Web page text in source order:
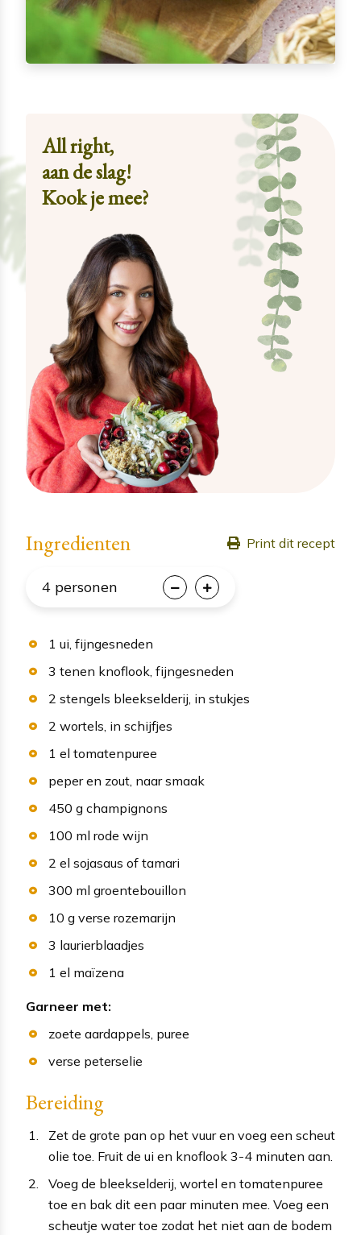
All right,
aan de slag!
Kook je mee?
Ingredienten Print dit recept
4 personen
1 ui, fijngesneden
3 tenen knoflook, fijngesneden
2 stengels bleekselderij, in stukjes
2 wortels, in schijfjes
1 el tomatenpuree
peper en zout, naar smaak
450 g champignons
100 ml rode wijn
2 el sojasaus of tamari
300 ml groentebouillon
10 g verse rozemarijn
3 laurierblaadjes
1 el maïzena
Garneer met:
zoete aardappels, puree
verse peterselie
Bereiding
Zet de grote pan op het vuur en voeg een scheut
olie toe. Fruit de ui en knoflook 3-4 minuten aan.
Voeg de bleekselderij, wortel en tomatenpuree
toe en bak dit een paar minuten mee. Voeg een
scheutje water toe zodat het niet aan de bodem